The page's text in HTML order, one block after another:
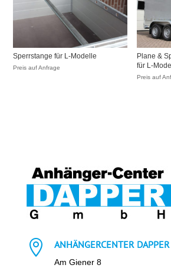
Sperrstange für L-Modelle
Preis auf Anfrage
Plane &
für L-
Preis auf
 ANHÄNGERCENTER
Am Giener 8